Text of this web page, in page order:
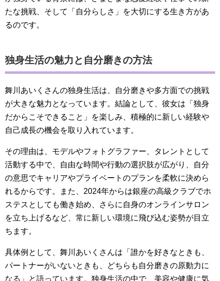
たな挑戦、そして「自分らしさ」を大切にする生き方があ
るのです。
独身生活の魅力と自分磨きの方法
舞川あいくさんの独身生活は、自分磨きや多方面での挑戦
が大きな魅力となっています。結論として、彼女は「独身
だからこそできること」を楽しみ、積極的に新しい経験や
自己成長の機会を取り入れています。
その理由は、モデルやフォトグラファー、タレントとして
活動する中で、自由な時間や行動の選択肢が広がり、自分
の意思でキャリアやプライベートのプランを柔軟に決めら
れるからです。また、2024年からは銀座の高級クラブでホ
ステスとしても働き始め、さらに自身のオンラインサロン
を立ち上げるなど、常に新しい環境に飛び込む姿勢が目立
ちます。
具体例として、舞川あいくさんは「誰かを好きなときも、
パートナーがいないときも、どちらも自分磨きの原動力に
なる」と語っています。独身生活の中で、美容や健康に気